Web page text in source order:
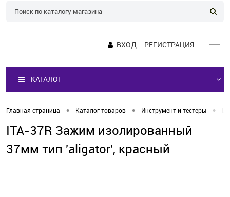
ВХОД РЕГИСТРАЦИЯ
КАТАЛОГ
Главная страница • Каталог товаров • Инструмент и тестеры •
ITA-37R Зажим изолированный
37мм тип 'aligator', красный